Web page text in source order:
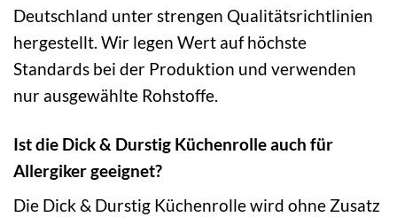
Deutschland unter strengen Qualitätsrichtlinien
hergestellt. Wir legen Wert auf höchste
Standards bei der Produktion und verwenden
nur ausgewählte Rohstoffe.
Ist die Dick & Durstig Küchenrolle auch für
Allergiker geeignet?
Die Dick & Durstig Küchenrolle wird ohne Zusatz